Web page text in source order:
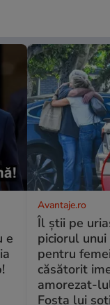
e
Avantaje.ro
Îl știi pe
piciorul
pentru
căsătorit
amorezat-
Fosta lui